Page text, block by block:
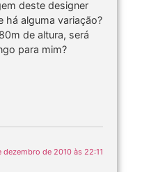
deste designer
há alguma variação?
de altura, será
para mim?
dezembro de 2010 às 22:11